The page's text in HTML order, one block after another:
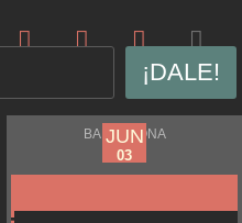
¡DALE!
BARCELONA
JUN
01
JUN
03